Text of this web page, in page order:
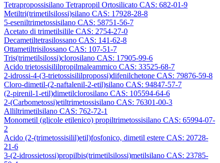
Tetrapropossisilano Tetrapropil Ortosilicato CAS: 682-01-9
Metiltri(trimetilsilossi)silano CAS: 17928-28-8
5-eseniltrimetossisilano CAS: 58751-56-7
Acetato di trimetilsilile CAS: 2754-27-0
Decametiltetrasilossano CAS: 141-62-8
Ottametiltrisilossano CAS: 107-51-7
Tris(trimetilsilossi)clorosilano CAS: 17905-99-6
Acido trietossisililpropilmaleammico CAS: 33525-68-7
2-idrossi-4-(3-trietossisililpropossi)difenilchetone CAS: 79876-59-8
Cloro-dimetil-(2-naftalenil-2-etil)silano CAS: 94847-57-7
(2-pirenil-1-etil)dimetilclorosilano CAS: 105594-64-6
2-(Carbometossi)etiltrimetossisilano CAS: 76301-00-3
Alliltrimetilsilano CAS: 762-72-1
Monometil (glicole etilenico) propiltrimetossisilano CAS: 65994-07-
2
Acido (2-(trimetossisilil)etil)fosfonico, dimetil estere CAS: 20728-
21-6
3-(2-idrossietossi)propilbis(trimetilsilossi)metilsilano CAS: 23785-